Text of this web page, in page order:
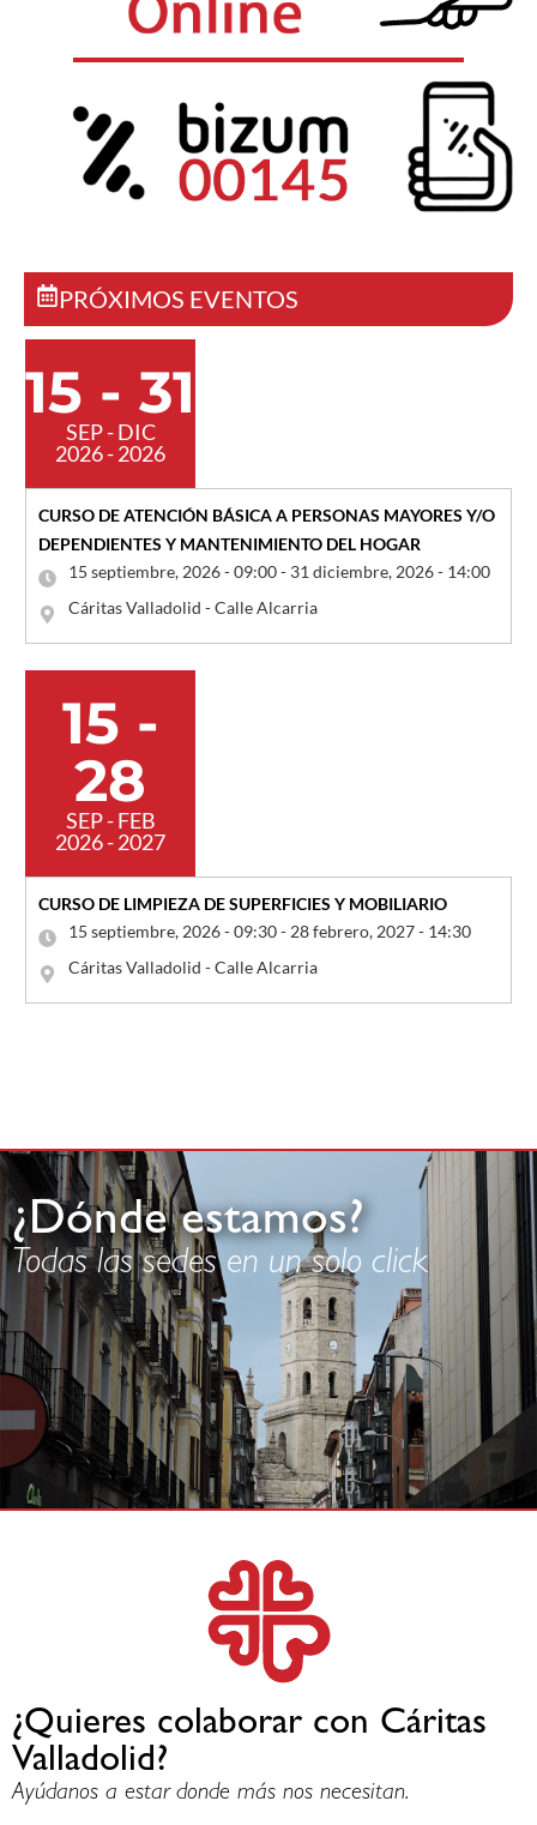
PRÓXIMOS EVENTOS
15 - 31
SEP - DIC
2026 - 2026
CURSO DE ATENCIÓN BÁSICA A PERSONAS MAYORES Y/O
DEPENDIENTES Y MANTENIMIENTO DEL HOGAR
15 septiembre, 2026 - 09:00 - 31 diciembre, 2026 - 14:00
Cáritas Valladolid - Calle Alcarria
15 -
28
SEP - FEB
2026 - 2027
CURSO DE LIMPIEZA DE SUPERFICIES Y MOBILIARIO
15 septiembre, 2026 - 09:30 - 28 febrero, 2027 - 14:30
Cáritas Valladolid - Calle Alcarria
¿Dónde estamos?
Todas las sedes en un solo click
¿Quieres colaborar con Cáritas
Valladolid?
Ayúdanos a estar donde más nos necesitan.